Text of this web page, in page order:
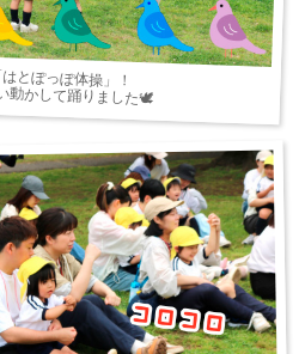
とぽっぽ体操」！
動かして踊りました🕊